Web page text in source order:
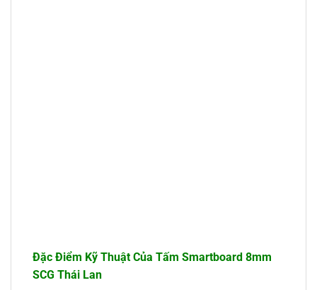
Đặc Điểm Kỹ Thuật Của Tấm Smartboard 8mm
SCG Thái Lan